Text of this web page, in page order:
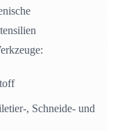
, Schneide- und